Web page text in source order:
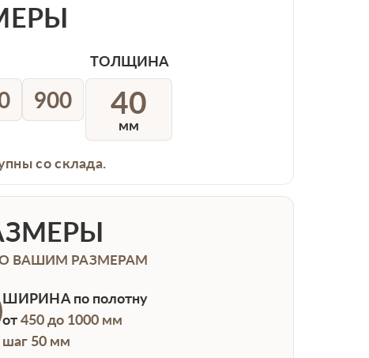
900
ТОЛЩИНА
40
мм
со склада.
ВАШИМ РАЗМЕРАМ
ШИРИНАпо полотну
от450 до 1000 мм
шаг 50 мм